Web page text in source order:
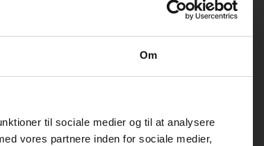
Om
til sociale medier og til at analysere
vores partnere inden for sociale medier,